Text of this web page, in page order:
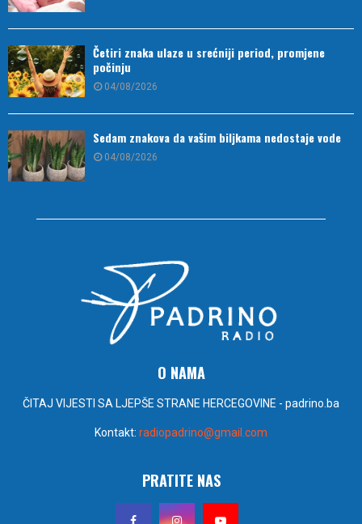
Četiri znaka ulaze u srećniji period, promjene
počinju
04/08/2026
Sedam znakova da vašim biljkama nedostaje vode
04/08/2026
O NAMA
ČITAJ VIJESTI SA LJEPŠE STRANE HERCEGOVINE - padrino.ba
Kontakt: radiopadrino@gmail.com
PRATITE NAS